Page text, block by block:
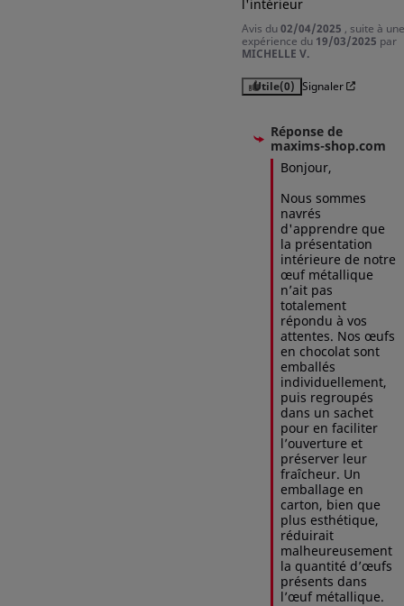
l'intérieur
Avis du02/04/2025 , suite à une
expérience du 19/03/2025 par
MICHELLE V.
Utile(0) Signaler
Réponse de
maxims-shop.com
Bonjour,
Nous sommes
navrés
d'apprendre que
la présentation
intérieure de notre
œuf métallique
n’ait pas
totalement
répondu à vos
attentes. Nos œufs
en chocolat sont
emballés
individuellement,
puis regroupés
dans un sachet
pour en faciliter
l’ouverture et
préserver leur
fraîcheur. Un
emballage en
carton, bien que
plus esthétique,
réduirait
malheureusement
la quantité d’œufs
présents dans
l’œuf métallique.
Connexion